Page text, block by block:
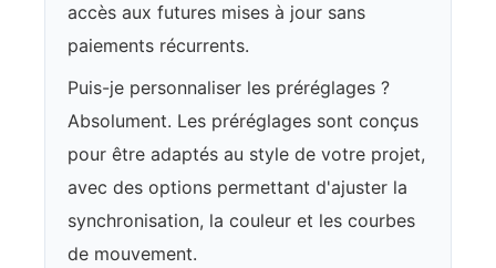
accès aux futures mises à jour sans
paiements récurrents.
Puis-je personnaliser les préréglages ?
Absolument. Les préréglages sont conçus
pour être adaptés au style de votre projet,
avec des options permettant d'ajuster la
synchronisation, la couleur et les courbes
de mouvement.